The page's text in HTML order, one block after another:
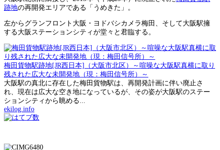
跡地の再開発エリアである「うめきた」。
左からグランフロント大阪・ヨドバシカメラ梅田、そして大阪駅擁
する大阪ステーションシティが堂々と君臨する。
梅田貨物駅跡地[JR西日本]（大阪市北区）～喧噪な大阪駅真横に取り
残された広大な未開発地（現：梅田信号所）～
大阪駅の真北に存在した梅田貨物駅は、再開発計画に伴い廃止さ
れ、現在は広大な空き地になっているが、その姿が大阪駅のステー
ションシティから眺める...
ekilog.info